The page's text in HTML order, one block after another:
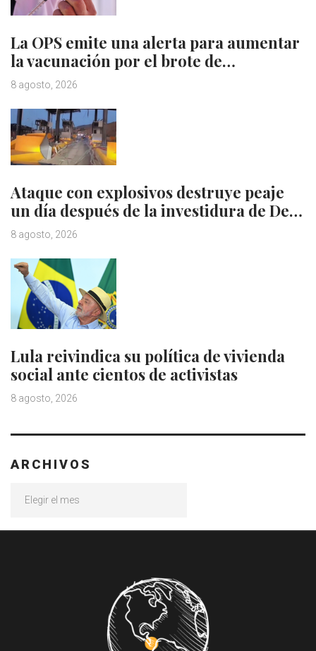
La OPS emite una alerta para aumentar
la vacunación por el brote de…
8 agosto, 2026
Ataque con explosivos destruye peaje
un día después de la investidura de De…
8 agosto, 2026
Lula reivindica su política de vivienda
social ante cientos de activistas
8 agosto, 2026
ARCHIVOS